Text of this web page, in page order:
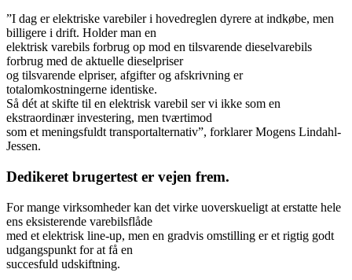
”I dag er elektriske varebiler i hovedreglen dyrere at indkøbe, men
billigere i drift. Holder man en
elektrisk varebils forbrug op mod en tilsvarende dieselvarebils
forbrug med de aktuelle dieselpriser
og tilsvarende elpriser, afgifter og afskrivning er
totalomkostningerne identiske.
Så dét at skifte til en elektrisk varebil ser vi ikke som en
ekstraordinær investering, men tværtimod
som et meningsfuldt transportalternativ”, forklarer Mogens Lindahl-
Jessen.
Dedikeret brugertest er vejen frem.
For mange virksomheder kan det virke uoverskueligt at erstatte hele
ens eksisterende varebilsflåde
med et elektrisk line-up, men en gradvis omstilling er et rigtig godt
udgangspunkt for at få en
succesfuld udskiftning.